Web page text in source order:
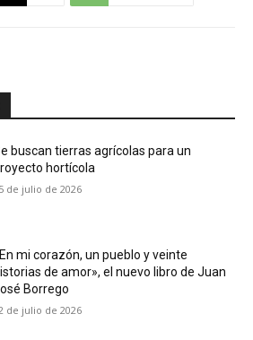
buscan tierras agrícolas para un
hortícola
de julio de 2026
mi corazón, un pueblo y veinte
de amor», el nuevo libro de Juan
Borrego
de julio de 2026